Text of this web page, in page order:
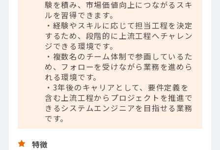
験を積み、市場価値向上につながるスキ
ルを習得できます。
・経験やスキルに応じて担当工程を決定
するため、段階的に上流工程へチャレン
ジできる環境です。
・複数名のチーム体制で参画しているた
め、フォローを受けながら業務を進めら
れる環境です。
・3年後のキャリアとして、要件定義を
含む上流工程からプロジェクトを推進で
きるシステムエンジニアを目指せる業務
です。
特徴